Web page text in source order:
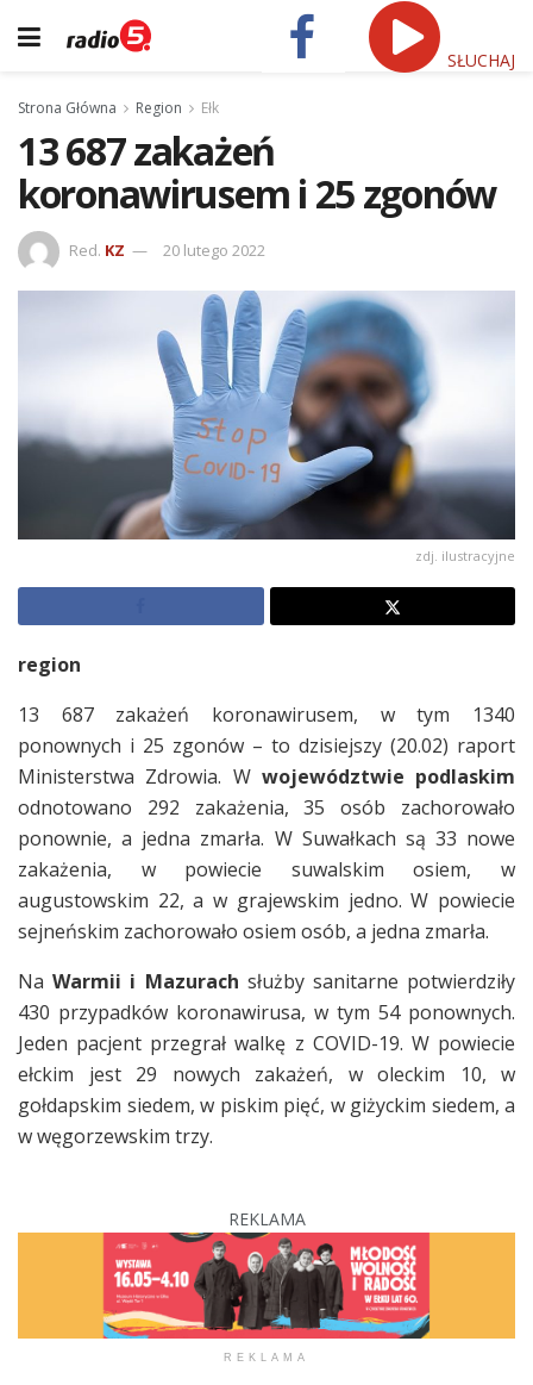
SŁUCHAJ
Strona Główna Region Ełk
13 687 zakażeń
koronawirusem i 25 zgonów
Red. KZ 20 lutego 2022
zdj. ilustracyjne
region
13 687 zakażeń koronawirusem, w tym 1340
ponownych i 25 zgonów – to dzisiejszy (20.02) raport
Ministerstwa Zdrowia. W województwie podlaskim
odnotowano 292 zakażenia, 35 osób zachorowało
ponownie, a jedna zmarła. W Suwałkach są 33 nowe
zakażenia, w powiecie suwalskim osiem, w
augustowskim 22, a w grajewskim jedno. W powiecie
sejneńskim zachorowało osiem osób, a jedna zmarła.
NaWarmii i Mazurach służby sanitarne potwierdziły
430 przypadków koronawirusa, w tym 54 ponownych.
Jeden pacjent przegrał walkę z COVID-19. W powiecie
ełckim jest 29 nowych zakażeń, w oleckim 10, w
gołdapskim siedem, w piskim pięć, w giżyckim siedem, a
w węgorzewskim trzy.
REKLAMA
REKLAMA